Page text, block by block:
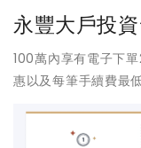
永豐大戶投
100萬內享有電子下
惠以及每筆手續費最